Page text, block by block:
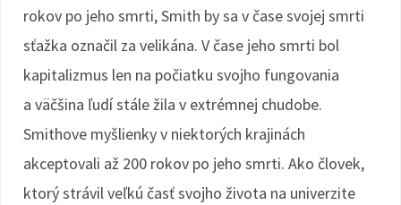
rokov po jeho smrti, Smith by sa v čase svojej smrti
sťažka označil za velikána. V čase jeho smrti bol
kapitalizmus len na počiatku svojho fungovania
a väčšina ľudí stále žila v extrémnej chudobe.
Smithove myšlienky v niektorých krajinách
akceptovali až 200 rokov po jeho smrti. Ako človek,
ktorý strávil veľkú časť svojho života na univerzite